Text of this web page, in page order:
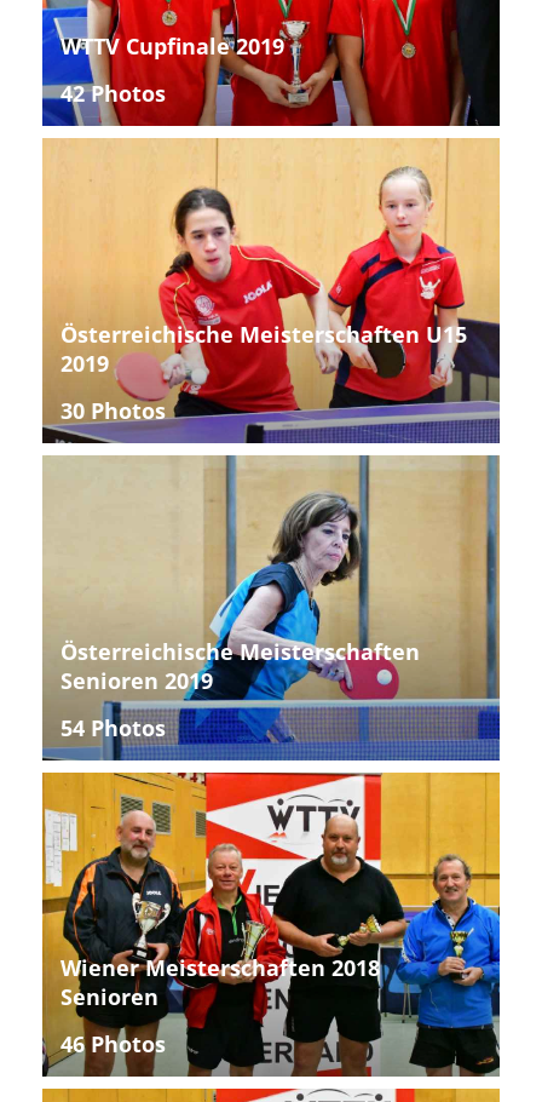
WTTV Cupfinale 2019
42 Photos
Österreichische Meisterschaften U15
2019
30 Photos
Österreichische Meisterschaften
Senioren 2019
54 Photos
Wiener Meisterschaften 2018
Senioren
46 Photos